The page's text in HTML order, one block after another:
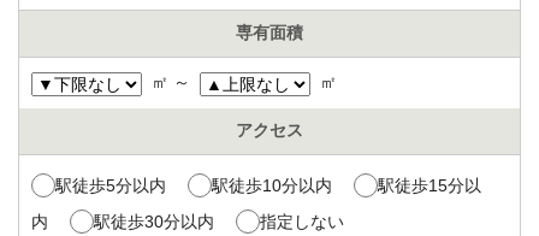
専有面積
㎡ ～ ㎡
アクセス
駅徒歩5分以内 駅徒歩10分以内
駅徒歩15分以
内
駅徒歩30分以内 指定しない